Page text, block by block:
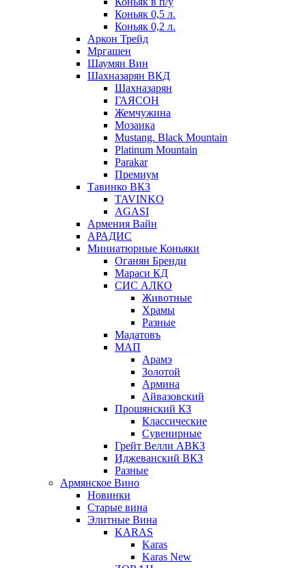
Коньяк 0,5 л.
Коньяк 0,2 л.
Аркон Трейд
Мргашен
Шаумян Вин
Шахназарян ВКД
Шахназарян
ГАЯСОН
Жемчужина
Мозаика
Mustang. Black Mountain
Platinum Mountain
Parakar
Премиум
Тавинко ВКЗ
TAVINKO
AGASI
Армения Вайн
АРАДИС
Миниатюрные Коньяки
Оганян Бренди
Мараси КД
СИС АЛКО
Животные
Храмы
Разные
Мадатовъ
МАП
Арамэ
Золотой
Армина
Айвазовский
Прошянский КЗ
Классические
Сувенирные
Грейт Велли АВКЗ
Иджеванский ВКЗ
Разные
Армянское Вино
Новинки
Старые вина
Элитные Вина
KARAS
Karas
Karas New